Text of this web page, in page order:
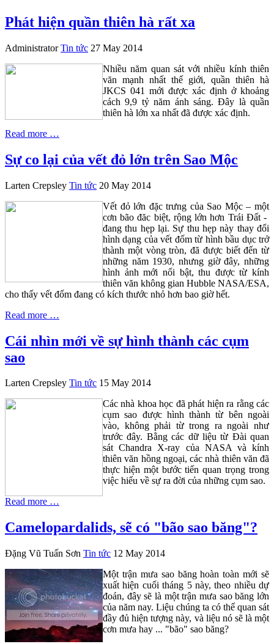
Phát hiện quần thiên hà rất xa
Administrator Tin tức 27 May 2014
Nhiều năm quan sát với nhiều kính thiên
văn mạnh nhất thế giới, quần thiên hà
JKCS 041 mới được xác định ở khoảng
cách 9,9 tỷ năm ánh sáng. Đây là quần
thiên hà lớn xa nhất đã được xác định.
Read more …
Sự co lại của vết đỏ lớn trên Sao Mộc
Larten Crepsley Tin tức 20 May 2014
Vết đỏ lớn đặc trưng của Sao Mộc – một
cơn bão đăc biệt, rộng lớn hơn Trái Đất -
đang thu hẹp lại. Sự thu hẹp này thay đổi
hình dạng của vết đốm từ hình bầu dục trở
thành một vòng tròn, đã được biết đến từ
những năm 1930, nhưng giờ đây, những
hình ảnh mới nổi bật, thu được từ kính
thiên văn không gian Hubble NASA/ESA,
cho thấy vết đốm đang có kích thước nhỏ hơn bao giờ hết.
Read more …
Cái nhìn mới về sự hình thành các cụm
sao
Larten Crepsley Tin tức 15 May 2014
Các nhà khoa học đã phát hiện ra rằng các
cụm sao được hình thành từ bên ngoài
vào, không phải từ trong ra ngoài như
trước đây. Bằng các dữ liệu từ Đài quan
sát Chandra X-ray của NASA và kính
thiên văn hồng ngoại, các nhà thiên văn đã
thực hiện một bước tiến quan trọng trong
việc hiểu về sự ra đời của những cụm sao.
Read more …
Camelopardalids, sẽ có "bão sao băng"?
Đặng Vũ Tuấn Sơn Tin tức 12 May 2014
Một trận mưa sao băng hoàn toàn mới sẽ
xuất hiện cuối tháng 5 này, theo nhiều dự
đoán, đây sẽ là một trận mưa sao băng lớn
của năm nay. Liệu chúng ta có thể quan sát
đầy đủ hiện tượng này, và liệu nó sẽ là một
cơn mưa hay ... "bão" sao băng?